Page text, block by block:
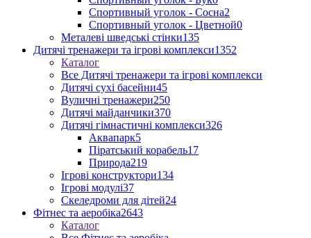
Спортивный уголок - Сосна2
Спортивный уголок - Цветной0
Металеві шведські стінки135
Дитячі тренажери та ігрові комплекси1352
Каталог
Все Дитячі тренажери та ігрові комплекси
Дитячі сухі басейни45
Вуличні тренажери250
Дитячі майданчики370
Дитячі гімнастичні комплекси326
Аквапарк5
Піратський корабель17
Природа219
Ігрові конструктори134
Ігрові модулі37
Скеледроми для дітей24
Фітнес та аеробіка2643
Каталог